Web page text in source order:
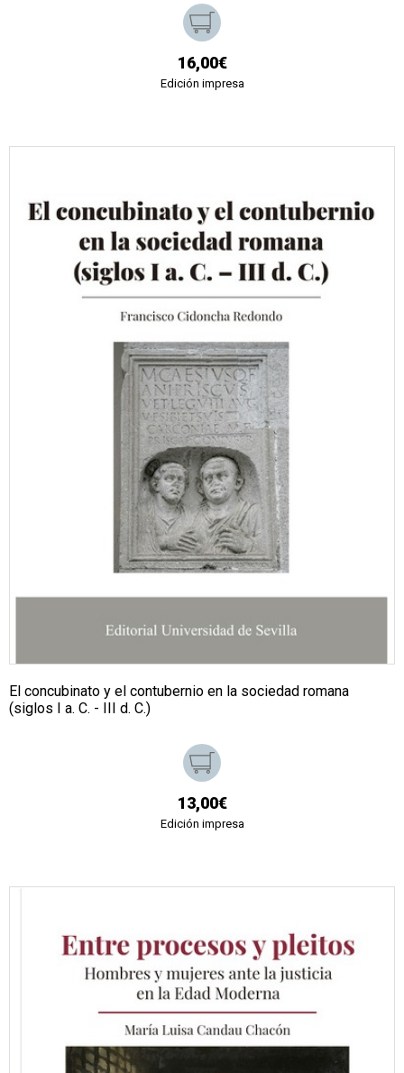
16,00€
Edición impresa
El concubinato y el contubernio en la sociedad romana
(siglos I a. C. - III d. C.)
13,00€
Edición impresa